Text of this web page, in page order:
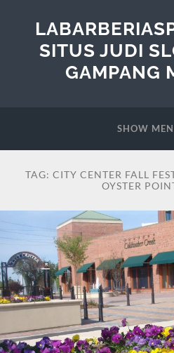
SITUS JUDI
GAMPANG
SHOW
TAG: CITY CENTER FALL
OYSTER